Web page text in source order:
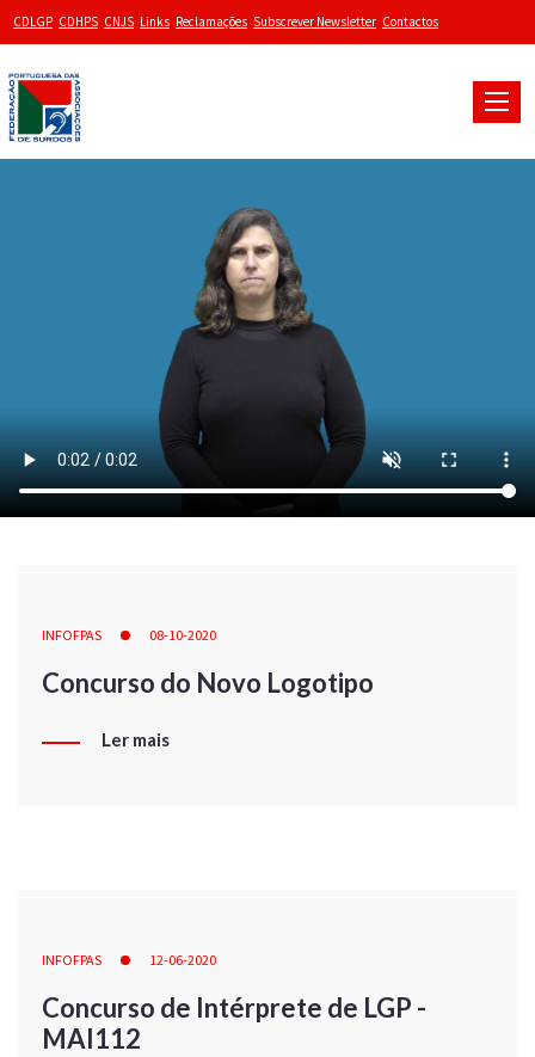
CDLGP CDHPS CNJS Links Reclamações Subscrever Newsletter Contactos
Toggle
INFOFPAS 08-10-2020
Concurso do Novo Logotipo
Ler mais
INFOFPAS 12-06-2020
Concurso de Intérprete de LGP -
MAI112